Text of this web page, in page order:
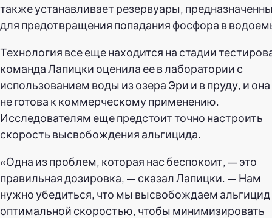
также устанавливает резервуары,
для предотвращения попадания фосфора в
Технология все еще находится на стадии
команда Лапицки оценила ее в лаборатории с
использованием воды из озера Эри и в пруду, и
не готова к коммерческому применению.
Исследователям еще предстоит точно настроить
скорость высвобождения альгицида.
«Одна из проблем, которая нас беспокоит, — это
правильная дозировка, — сказал Лапицки. — Нам
нужно убедиться, что мы высвобождаем альгицид
оптимальной скоростью, чтобы минимизировать